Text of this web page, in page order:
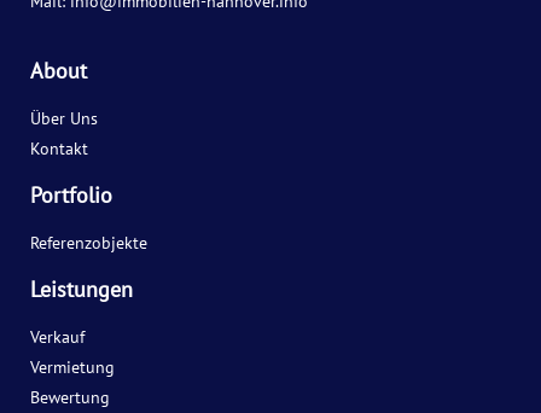
About
Über Uns
Kontakt
Portfolio
Referenzobjekte
Leistungen
Verkauf
Vermietung
Bewertung